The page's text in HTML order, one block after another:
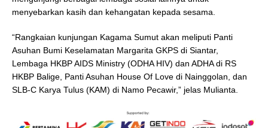
menyebarkan kasih dan kehangatan kepada sesama.
“Rangkaian kunjungan Kagama Sumut akan meliputi Panti
Asuhan Bumi Keselamatan Margarita GKPS di Siantar,
Lembaga HKBP AIDS Ministry (ODHA HIV) dan ADHA di RS
HKBP Balige, Panti Asuhan House Of Love di Nainggolan, dan
SLB-C Karya Tulus (KAM) di Namo Pecawir,” jelas Mulianta.